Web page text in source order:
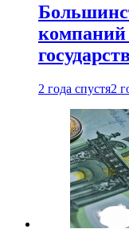
компаний
2 года спустя2